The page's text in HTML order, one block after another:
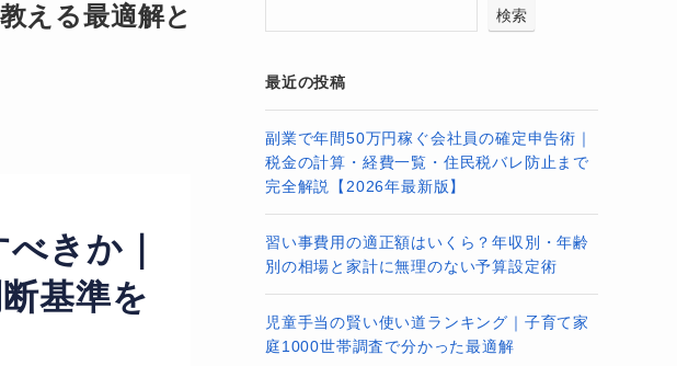
える最適解と
きか｜
基準を
検索
最近の投稿
副業で年間50万円稼ぐ会社員の確定申告術｜
税金の計算・経費一覧・住民税バレ防止まで
完全解説【2026年最新版】
習い事費用の適正額はいくら？年収別・年齢
別の相場と家計に無理のない予算設定術
児童手当の賢い使い道ランキング｜子育て家
庭1000世帯調査で分かった最適解